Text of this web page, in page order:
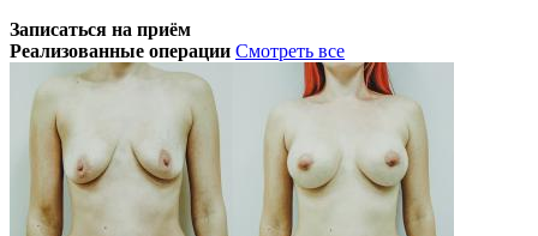
Записаться на приём
Реализованные операции Смотреть все